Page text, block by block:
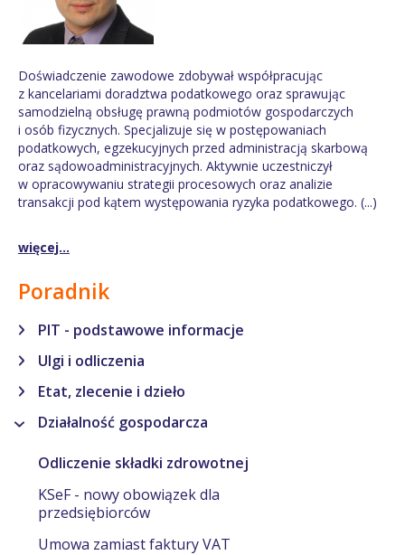
Doświadczenie zawodowe zdobywał współpracując
z kancelariami doradztwa podatkowego oraz sprawując
samodzielną obsługę prawną podmiotów gospodarczych
i osób fizycznych. Specjalizuje się w postępowaniach
podatkowych, egzekucyjnych przed administracją skarbową
oraz sądowoadministracyjnych. Aktywnie uczestniczył
w opracowywaniu strategii procesowych oraz analizie
transakcji pod kątem występowania ryzyka podatkowego. (...)
więcej...
Poradnik
PIT - podstawowe informacje
Ulgi i odliczenia
Etat, zlecenie i dzieło
Działalność gospodarcza
Odliczenie składki zdrowotnej
KSeF - nowy obowiązek dla
przedsiębiorców
Umowa zamiast faktury VAT